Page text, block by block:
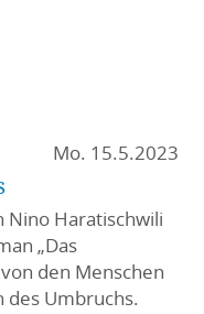
Mo. 15.5.2023
Nino Haratischwili
„Das
den Menschen
des Umbruchs.